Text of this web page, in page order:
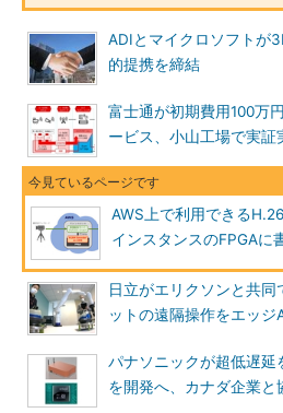
ADIとマイクロソフトが
的提携を締結
富士通が初期費用100万
ービス、小山工場で実証
AWS上で利用できる
インスタンスのFPGAに
日立がエリクソンと共
ットの遠隔操作をエッジ
パナソニックが超低遅延
を開発へ、カナダ企業と